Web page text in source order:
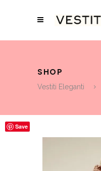
SHOP
Vestiti Eleganti
Save